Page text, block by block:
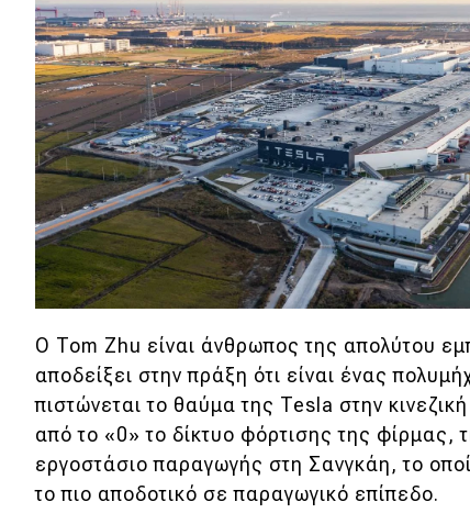
Κόσμος
Τεχνολογία
Ασφάλεια
Αγορά
Απόψεις
Test Drive
Αποστολή
Συγκρίνουμε
Αγώνες
Ο Tom Zhu είναι άνθρωπος της απολύτου
αποδείξει στην πράξη ότι είναι ένας
πιστώνεται το θαύμα της Tesla στην
από το «0» το δίκτυο φόρτισης της φίρμας,
εργοστάσιο παραγωγής στη Σανγκάη, το
το πιο αποδοτικό σε παραγωγικό επίπεδο.